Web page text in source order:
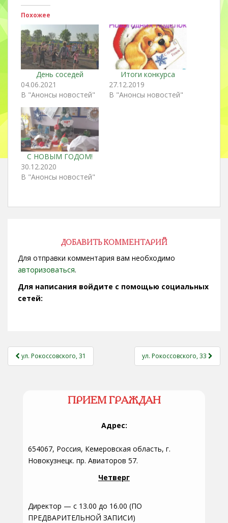
Похожее
День соседей
04.06.2021
В "Анонсы новостей"
Итоги конкурса
27.12.2019
В "Анонсы новостей"
С НОВЫМ ГОДОМ!
30.12.2020
В "Анонсы новостей"
ДОБАВИТЬ КОММЕНТАРИЙ
Для отправки комментария вам необходимо
авторизоваться.
Для написания войдите с помощью социальных
сетей:
НАВИГАЦИЯ
ул. Рокоссовского, 31 ул. Рокоссовского, 33
ПРИЕМ ГРАЖДАН
Адрес:
654067, Россия, Кемеровская область, г.
Новокузнецк. пр. Авиаторов 57.
Четверг
Директор — с 13.00 до 16.00 (ПО
ПРЕДВАРИТЕЛЬНОЙ ЗАПИСИ)